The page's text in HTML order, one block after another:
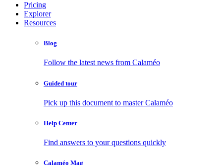
Pricing
Explorer
Resources
Blog
Follow the latest news from Calaméo
Guided tour
Pick up this document to master Calaméo
Help Center
Find answers to your questions quickly
Calaméo Mag